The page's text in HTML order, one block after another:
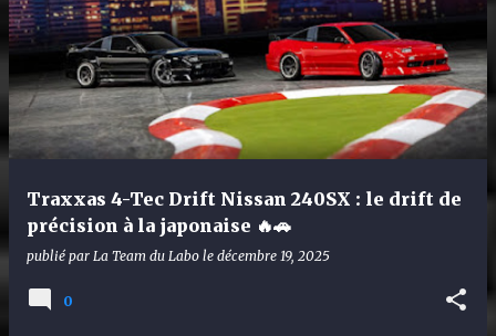
Traxxas 4-Tec Drift Nissan 240SX : le drift de
précision à la japonaise 🔥🚗
publié par La Team du Labo le décembre 19, 2025
0